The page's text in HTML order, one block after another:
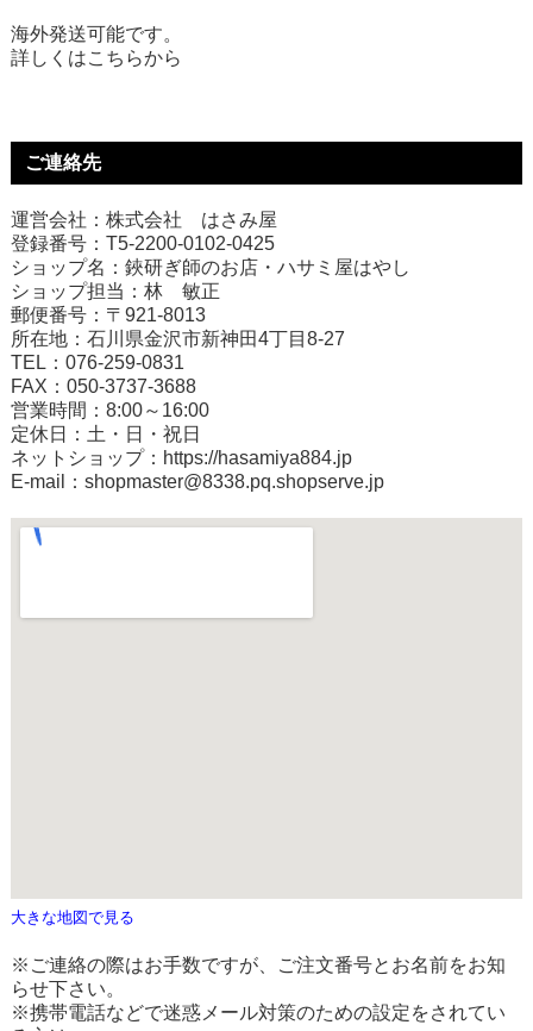
海外発送可能です。
詳しくはこちらから
ご連絡先
運営会社：株式会社 はさみ屋
登録番号：T5-2200-0102-0425
ショップ名：鋏研ぎ師のお店・ハサミ屋はやし
ショップ担当：林 敏正
郵便番号：〒921-8013
所在地：石川県金沢市新神田4丁目8-27
TEL：076-259-0831
FAX：050-3737-3688
営業時間：8:00～16:00
定休日：土・日・祝日
ネットショップ： https://hasamiya884.jp
E-mail：shopmaster@8338.pq.shopserve.jp
大きな地図で見る
※ご連絡の際はお手数ですが、ご注文番号とお名前をお知
らせ下さい。
※携帯電話などで迷惑メール対策のための設定をされてい